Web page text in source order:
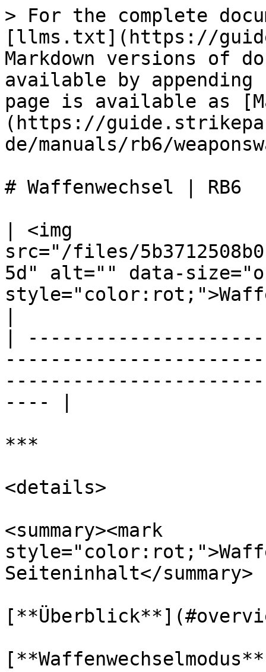
> For the complete
[llms.txt](https://
Markdown versions of
available by
page is available as
(https://
de/manuals/rb6/
# Waffenwechsel | RB6
| <img
src="/files/
5d" alt="" data-
|
---- |
***
<details>
<summary><mark
Seiteninhalt</summary>